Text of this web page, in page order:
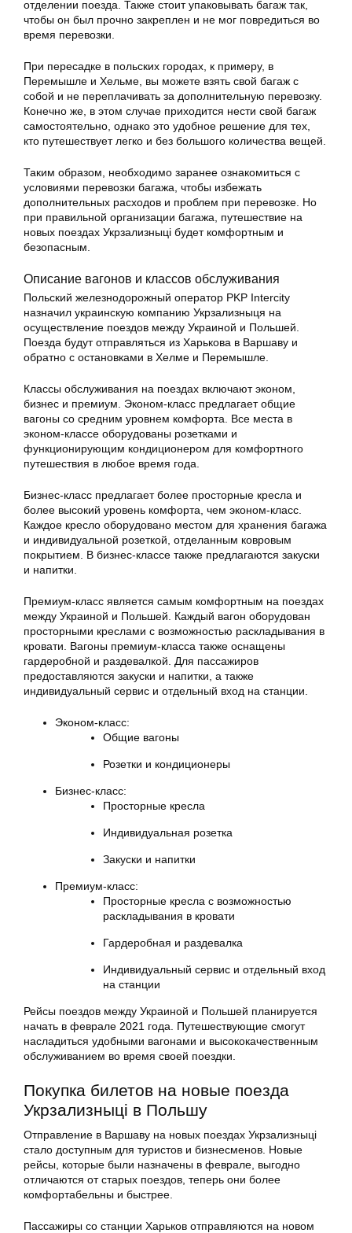
отделении поезда. Также стоит упаковывать багаж так,
чтобы он был прочно закреплен и не мог повредиться во
время перевозки.
При пересадке в польских городах, к примеру, в
Перемышле и Хельме, вы можете взять свой багаж с
собой и не переплачивать за дополнительную перевозку.
Конечно же, в этом случае приходится нести свой багаж
самостоятельно, однако это удобное решение для тех,
кто путешествует легко и без большого количества вещей.
Таким образом, необходимо заранее ознакомиться с
условиями перевозки багажа, чтобы избежать
дополнительных расходов и проблем при перевозке. Но
при правильной организации багажа, путешествие на
новых поездах Укрзализныці будет комфортным и
безопасным.
Описание вагонов и классов обслуживания
Польский железнодорожный оператор PKP Intercity
назначил украинскую компанию Укрзализныця на
осуществление поездов между Украиной и Польшей.
Поезда будут отправляться из Харькова в Варшаву и
обратно с остановками в Хелме и Перемышле.
Классы обслуживания на поездах включают эконом,
бизнес и премиум. Эконом-класс предлагает общие
вагоны со средним уровнем комфорта. Все места в
эконом-классе оборудованы розетками и
функционирующим кондиционером для комфортного
путешествия в любое время года.
Бизнес-класс предлагает более просторные кресла и
более высокий уровень комфорта, чем эконом-класс.
Каждое кресло оборудовано местом для хранения багажа
и индивидуальной розеткой, отделанным ковровым
покрытием. В бизнес-классе также предлагаются закуски
и напитки.
Премиум-класс является самым комфортным на поездах
между Украиной и Польшей. Каждый вагон оборудован
просторными креслами с возможностью раскладывания в
кровати. Вагоны премиум-класса также оснащены
гардеробной и раздевалкой. Для пассажиров
предоставляются закуски и напитки, а также
индивидуальный сервис и отдельный вход на станции.
Эконом-класс:
Общие вагоны
Розетки и кондиционеры
Бизнес-класс:
Просторные кресла
Индивидуальная розетка
Закуски и напитки
Премиум-класс:
Просторные кресла с возможностью
раскладывания в кровати
Гардеробная и раздевалка
Индивидуальный сервис и отдельный вход
на станции
Рейсы поездов между Украиной и Польшей планируется
начать в феврале 2021 года. Путешествующие смогут
насладиться удобными вагонами и высококачественным
обслуживанием во время своей поездки.
Покупка билетов на новые поезда
Укрзализныці в Польшу
Отправление в Варшаву на новых поездах Укрзализныці
стало доступным для туристов и бизнесменов. Новые
рейсы, которые были назначены в феврале, выгодно
отличаются от старых поездов, теперь они более
комфортабельны и быстрее.
Пассажиры со станции Харьков отправляются на новом